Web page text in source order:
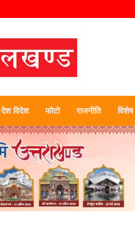
हिलखण्ड
देश विदेश फोटो राजनीति विशेष